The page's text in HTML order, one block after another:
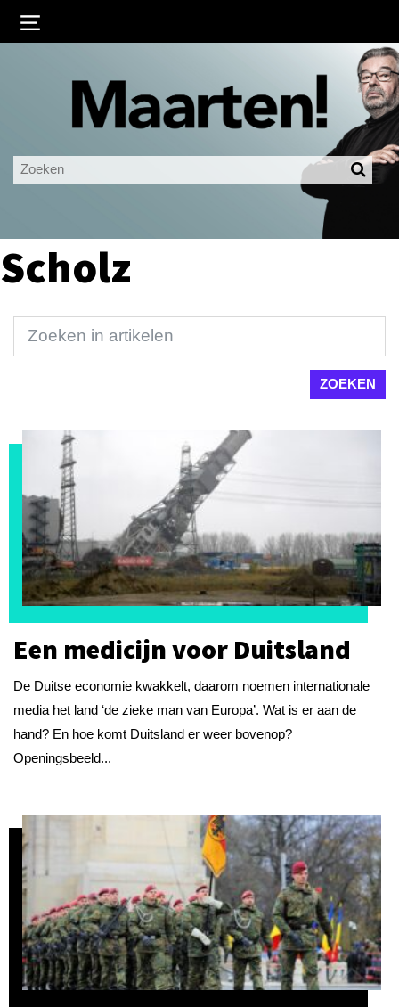
Ingelogd blijven
LOGIN
Scholz
Een medicijn voor Duitsland
De Duitse economie kwakkelt, daarom noemen internationale
media het land ‘de zieke man van Europa’. Wat is er aan de
hand? En hoe komt Duitsland er weer bovenop?
Openingsbeeld...